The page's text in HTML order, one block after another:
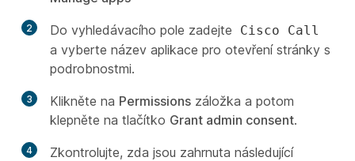
2 Do vyhledávacího pole zadejte Cisco Call
a vyberte název aplikace pro otevření stránky s
podrobnostmi.
3 Klikněte na Permissions záložka a potom
klepněte na tlačítko Grant admin consent.
4
Zkontrolujte, zda jsou zahrnuta následující